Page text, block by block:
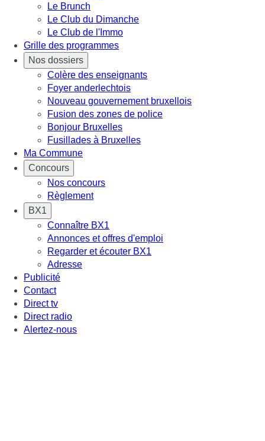
Le Brunch
Le Club du Dimanche
Le Club de l'Immo
Grille des programmes
Nos dossiers
Colère des enseignants
Foyer anderlechtois
Nouveau gouvernement bruxellois
Fusion des zones de police
Bonjour Bruxelles
Fusillades à Bruxelles
Ma Commune
Concours
Nos concours
Règlement
BX1
Connaître BX1
Annonces et offres d'emploi
Regarder et écouter BX1
Adresse
Publicité
Contact
Direct tv
Direct radio
Alertez-nous